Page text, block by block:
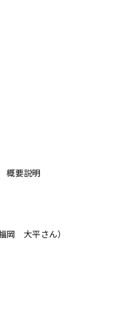
概要説明
大平さん）